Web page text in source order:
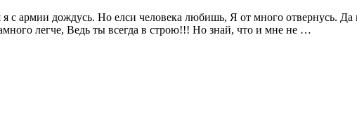
с армии дождусь. Но елси человека любишь, Я от много отвернусь. Да
легче, Ведь ты всегда в строю!!! Но знай, что и мне не …